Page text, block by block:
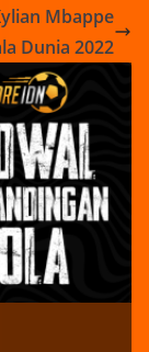
Mbappe
Dunia 2022